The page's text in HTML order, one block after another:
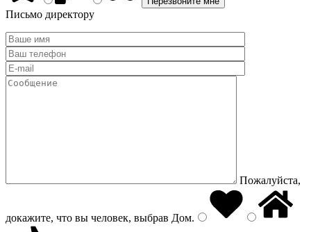
Письмо директору
Пожалуйста,
докажите, что вы человек, выбрав Дом.